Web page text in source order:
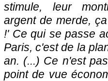
stimule, leur
argent de merde,
!' Ce qui se passe
Paris, c'est de la
an. (...) Ce n'est
point de vue